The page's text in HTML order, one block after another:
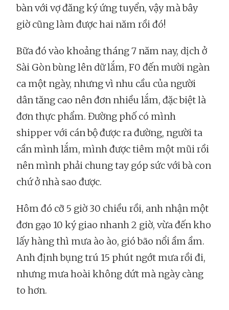
bàn với vợ đăng ký ứng tuyển, vậy mà bây
giờ cũng làm được hai năm rồi đó!
Bữa đó vào khoảng tháng 7 năm nay, dịch ở
Sài Gòn bùng lên dữ lắm, F0 đến mười ngàn
ca một ngày, nhưng vì nhu cầu của người
dân tăng cao nên đơn nhiều lắm, đặc biệt là
đơn thực phẩm. Đường phố có mình
shipper với cán bộ được ra đường, người ta
cần mình lắm, mình được tiêm một mũi rồi
nên mình phải chung tay góp sức với bà con
chứ ở nhà sao được.
Hôm đó cỡ 5 giờ 30 chiều rồi, anh nhận một
đơn gạo 10 ký giao nhanh 2 giờ, vừa đến kho
lấy hàng thì mưa ào ào, gió bão nổi ầm ầm.
Anh định bụng trú 15 phút ngớt mưa rồi đi,
nhưng mưa hoài không dứt mà ngày càng
to hơn.